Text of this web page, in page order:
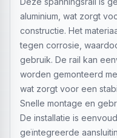
aluminium, wat zorgt
constructie. Het
tegen corrosie,
gebruik. De rail kan
worden gemonteerd
wat zorgt voor een
Snelle montage en
De installatie is
geïntegreerde